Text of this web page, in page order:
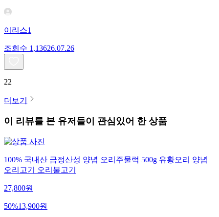
이리스1
조회수 1,13626.07.26
22
더보기
이 리뷰를 본 유저들이 관심있어 한 상품
100% 국내산 금정산성 양념 오리주물럭 500g 유황오리 양념
오리고기 오리불고기
27,800원
50%13,900원